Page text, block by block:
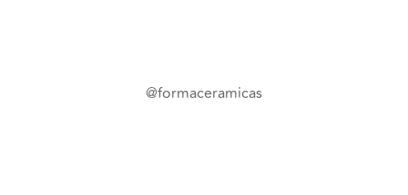
@formaceramicas